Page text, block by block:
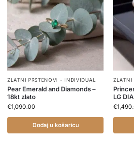
ZLATNI PRSTENOVI - INDIVIDUAL
Pear Emerald and Diamonds –
18kt zlato
€1,090.00
Dodaj u košaricu
ZLATNI
LG DIA
€